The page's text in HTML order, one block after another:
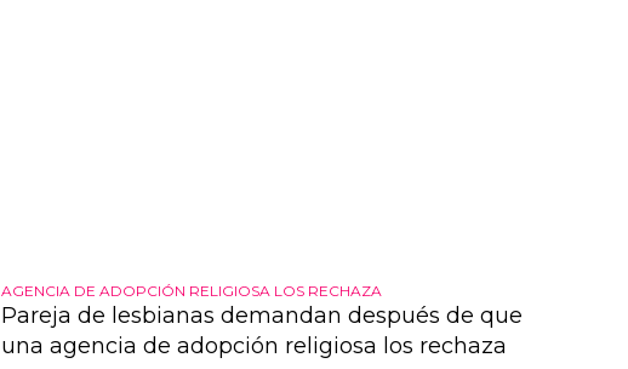
AGENCIA DE ADOPCIÓN RELIGIOSA LOS RECHAZA
Pareja de lesbianas demandan después de que
una agencia de adopción religiosa los rechaza